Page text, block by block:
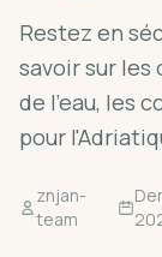
Restez en
savoir sur les
de l'eau, les
pour
znjan-
team